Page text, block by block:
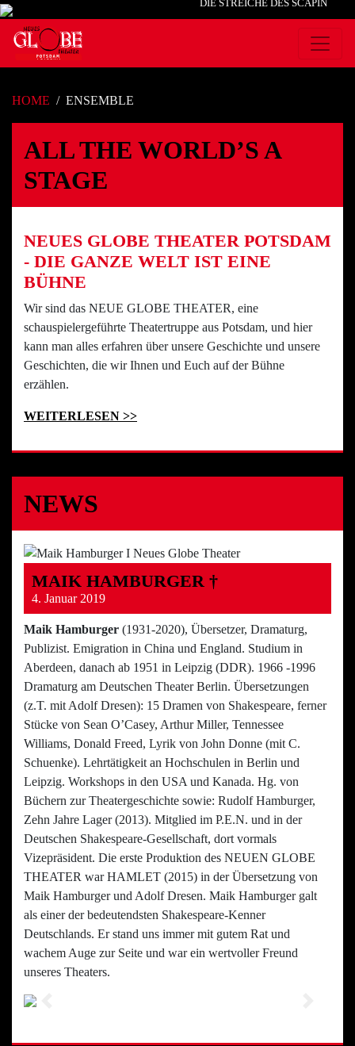
DIE STREICHE DES SCAPIN
HOME ENSEMBLE
ALL THE WORLD’S A
STAGE
NEUES GLOBE THEATER POTSDAM
- DIE GANZE WELT IST EINE
BÜHNE
Wir sind das NEUE GLOBE THEATER, eine
schauspielergeführte Theatertruppe aus Potsdam, und hier
kann man alles erfahren über unsere Geschichte und unsere
Geschichten, die wir Ihnen und Euch auf der Bühne
erzählen.
WEITERLESEN >>
NEWS
MAIK HAMBURGER †
4. Januar 2019
Maik Hamburger (1931-2020), Übersetzer, Dramaturg,
Publizist. Emigration in China und England. Studium in
Aberdeen, danach ab 1951 in Leipzig (DDR). 1966 -1996
Dramaturg am Deutschen Theater Berlin. Übersetzungen
(z.T. mit Adolf Dresen): 15 Dramen von Shakespeare, ferner
Stücke von Sean O’Casey, Arthur Miller, Tennessee
Williams, Donald Freed, Lyrik von John Donne (mit C.
Schuenke). Lehrtätigkeit an Hochschulen in Berlin und
Leipzig. Workshops in den USA und Kanada. Hg. von
Büchern zur Theatergeschichte sowie: Rudolf Hamburger,
Zehn Jahre Lager (2013). Mitglied im P.E.N. und in der
Deutschen Shakespeare-Gesellschaft, dort vormals
Vizepräsident. Die erste Produktion des NEUEN GLOBE
THEATER war HAMLET (2015) in der Übersetzung von
Maik Hamburger und Adolf Dresen. Maik Hamburger galt
als einer der bedeutendsten Shakespeare-Kenner
Deutschlands. Er stand uns immer mit gutem Rat und
wachem Auge zur Seite und war ein wertvoller Freund
unseres Theaters.